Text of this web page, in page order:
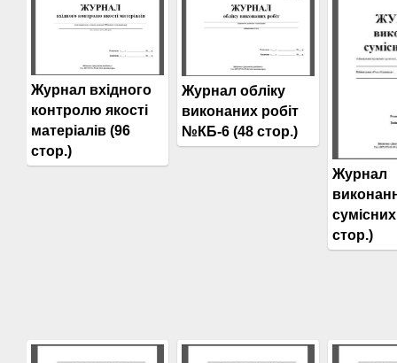
Журнал вхідного
контролю якості
матеріалів (96
стор.)
Журнал обліку
виконаних робіт
№КБ-6 (48 стор.)
Журнал
стор.)